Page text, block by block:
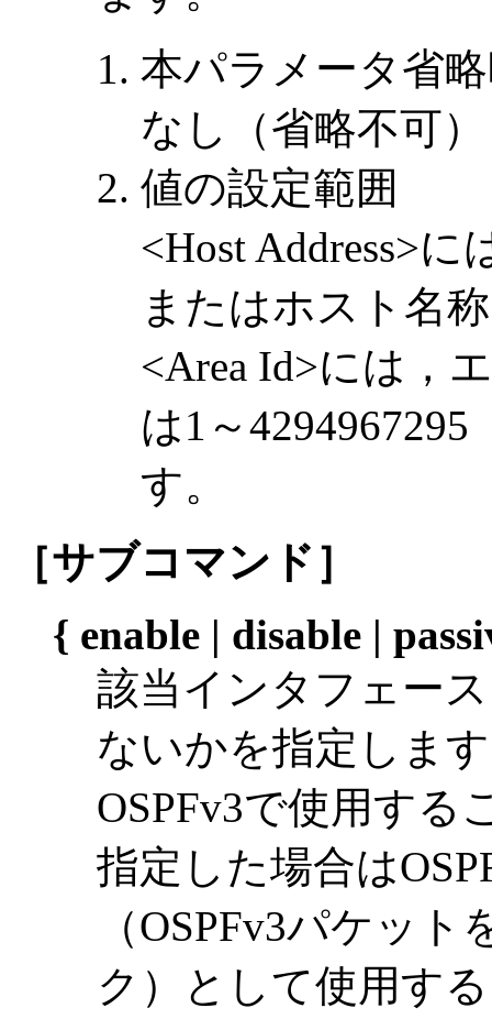
本パラメータ省
なし（省略不可）
値の設定範囲
<Host Address>
またはホスト名
<Area Id>には，
は1～
す。
［サブコマンド］
{ enable | disable |
該当インタフェー
ないかを指定しま
OSPFv3で使用する
指定した場合は
（OSPFv3パケッ
ク）として使用す